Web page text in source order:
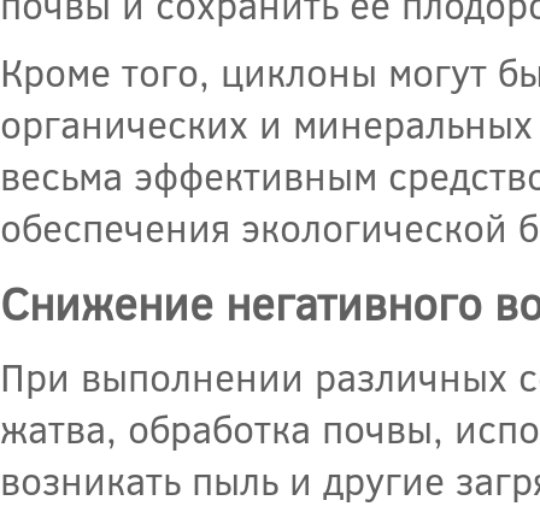
Кроме того, циклоны могут
органических и
весьма эффективным
обеспечения экологической
Снижение негативного
При выполнении различных
жатва, обработка почвы,
возникать пыль и другие